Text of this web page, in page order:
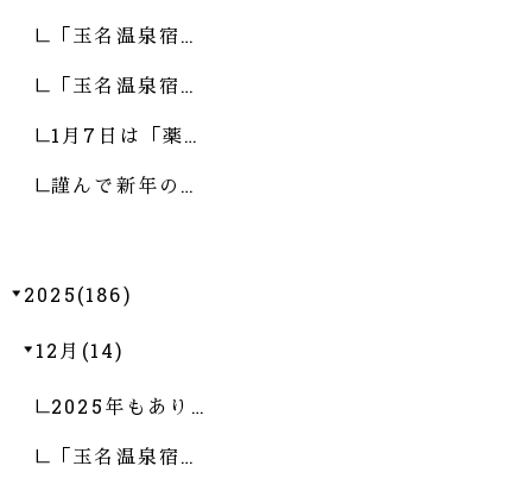
「玉名温泉宿…
「玉名温泉宿…
1月7日は「薬…
謹んで新年の…
2025(186)
12月(14)
2025年もあり…
「玉名温泉宿…